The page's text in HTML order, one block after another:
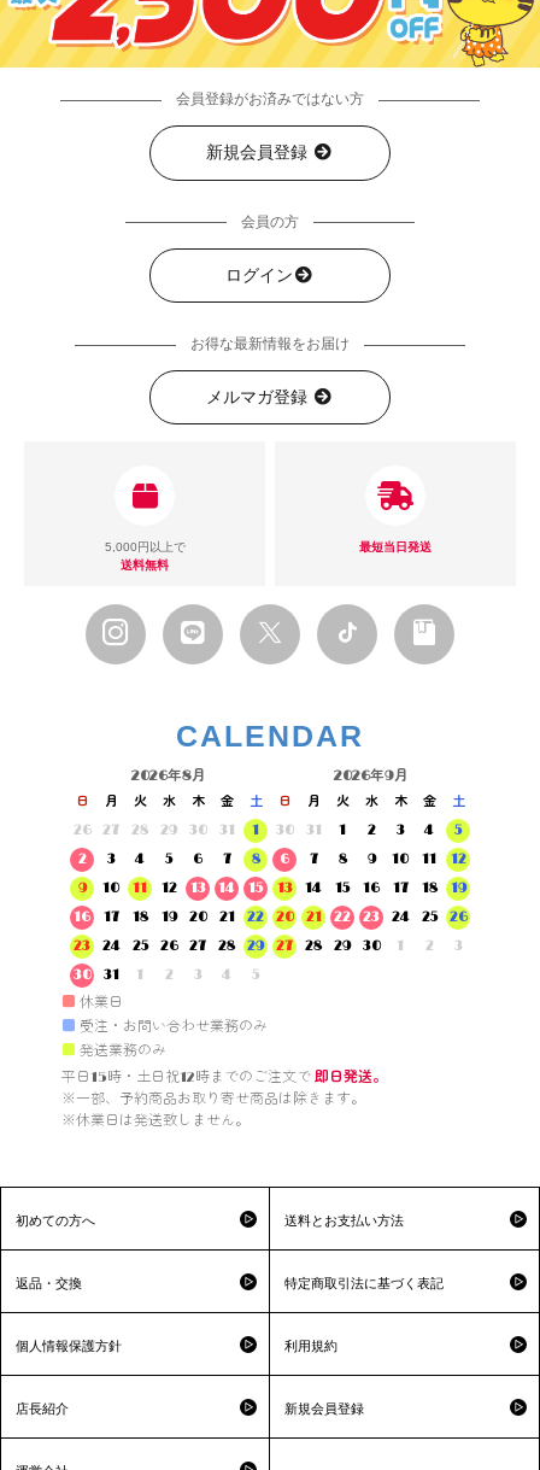
会員登録がお済みではない方
新規会員登録
会員の方
ログイン
お得な最新情報をお届け
メルマガ登録
5,000円以上で
送料無料
最短当日発送
CALENDAR
2026年8月
日 月 火 水 木 金
土
26
27 28 29 30 31
1
2
3 4 5 6 7
8
9
10 11 12 13 14
15
16
17 18 19 20 21
22
23
24 25 26 27 28
29
30
31 1 2 3 4 5
2026年9月
日 月 火 水 木 金
土
30
31 1 2 3 4
5
6
7 8 9 10 11
12
13
14 15 16 17 18
19
20
21 22 23 24 25
26
27
28 29 30 1 2 3
■ 休業日
■ 受注・お問い合わせ業務のみ
■ 発送業務のみ
平日15時・土日祝12時までのご注文で 即日発送。
※一部、予約商品お取り寄せ商品は除きます。
※休業日は発送致しません。
初めての方へ 送料とお支払い方法
返品・交換 特定商取引法に基づく表記
個人情報保護方針 利用規約
店長紹介 新規会員登録